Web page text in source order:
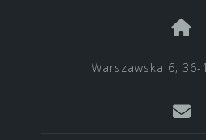
Warszawska 6; 36-